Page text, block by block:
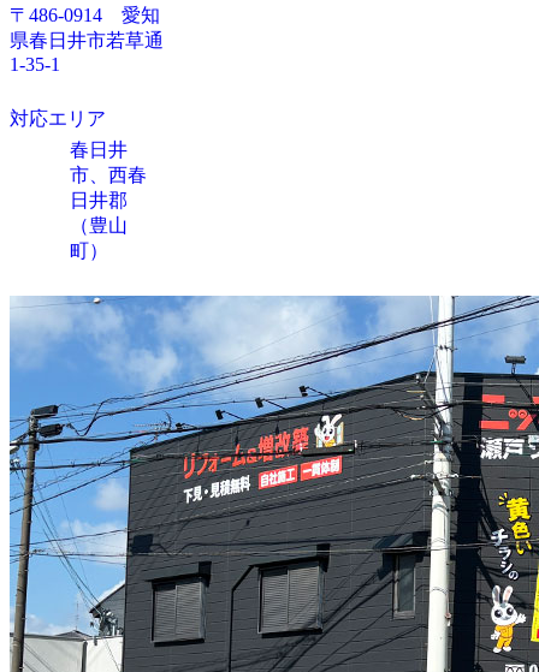
〒486-0914 愛知
県春日井市若草通
1-35-1
対応エリア
春日井
市、西春
日井郡
（豊山
町）